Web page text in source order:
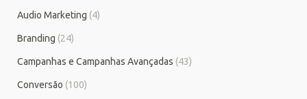
Audio Marketing (4)
Branding (24)
Campanhas e Campanhas Avançadas (43)
Conversão (100)